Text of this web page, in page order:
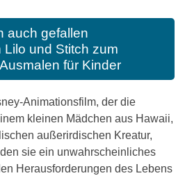
auch gefallen
und Stitch zum
für Kinder
Animationsfilm, der die
kleinen Mädchen aus Hawaii,
außerirdischen Kreatur,
sie ein unwahrscheinliches
Herausforderungen des Lebens